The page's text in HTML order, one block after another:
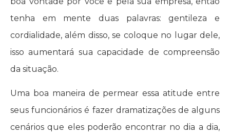
tenha em mente duas palavras: gentileza e
cordialidade, além disso, se coloque no lugar dele,
isso aumentará sua capacidade de compreensão
da situação.
Uma boa maneira de permear essa atitude entre
seus funcionários é fazer dramatizações de alguns
cenários que eles poderão encontrar no dia a dia,